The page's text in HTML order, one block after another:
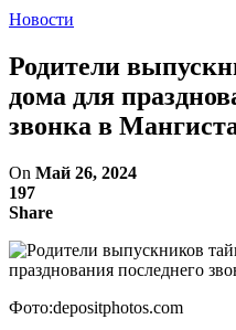
Новости
Родители
дома для
звонка в
On Май 26, 2024
197
Share
Фото:depositphotos.com